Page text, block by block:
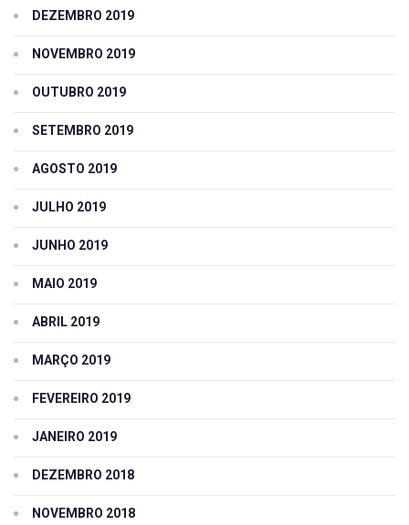
DEZEMBRO 2019
NOVEMBRO 2019
OUTUBRO 2019
SETEMBRO 2019
AGOSTO 2019
JULHO 2019
JUNHO 2019
MAIO 2019
ABRIL 2019
MARÇO 2019
FEVEREIRO 2019
JANEIRO 2019
DEZEMBRO 2018
NOVEMBRO 2018